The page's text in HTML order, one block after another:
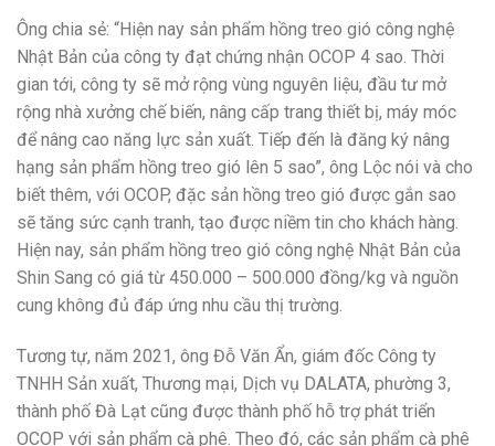
Ông chia sẻ: “Hiện nay sản phẩm hồng treo gió công nghệ
Nhật Bản của công ty đạt chứng nhận OCOP 4 sao. Thời
gian tới, công ty sẽ mở rộng vùng nguyên liệu, đầu tư mở
rộng nhà xưởng chế biến, nâng cấp trang thiết bị, máy móc
để nâng cao năng lực sản xuất. Tiếp đến là đăng ký nâng
hạng sản phẩm hồng treo gió lên 5 sao”, ông Lộc nói và cho
biết thêm, với OCOP, đặc sản hồng treo gió được gắn sao
sẽ tăng sức cạnh tranh, tạo được niềm tin cho khách hàng.
Hiện nay, sản phẩm hồng treo gió công nghệ Nhật Bản của
Shin Sang có giá từ 450.000 – 500.000 đồng/kg và nguồn
cung không đủ đáp ứng nhu cầu thị trường.
Tương tự, năm 2021, ông Đỗ Văn Ẩn, giám đốc Công ty
TNHH Sản xuất, Thương mại, Dịch vụ DALATA, phường 3,
thành phố Đà Lạt cũng được thành phố hỗ trợ phát triển
OCOP với sản phẩm cà phê. Theo đó, các sản phẩm cà phê